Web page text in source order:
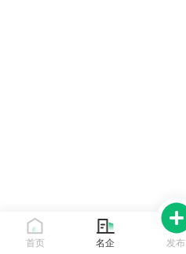
首页 名企 发布